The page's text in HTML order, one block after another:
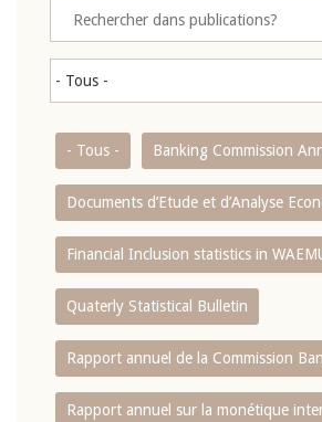
- Tous - Banking Commission
Documents d’Etude et d’Analyse
Financial Inclusion statistics in
Quaterly Statistical Bulletin
Rapport annuel de la Commission
Rapport annuel sur la monétique